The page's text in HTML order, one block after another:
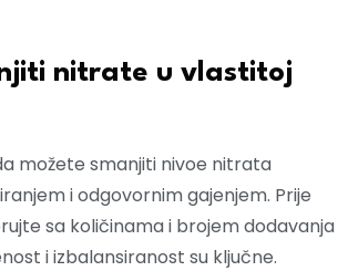
nitrate u vlastitoj
možete smanjiti nivoe nitrata
i odgovornim gajenjem. Prije
sa količinama i brojem dodavanja
i izbalansiranost su ključne.